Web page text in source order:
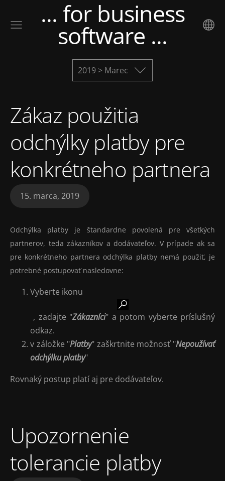
... for business
software ...
2019 > Marec
Zákaz použitia
odchýlky platby pre
konkrétneho partnera
15. marca, 2019
Odchýlka platby je štandardne povolená pre všetkých
partnerov, teda zákazníkov a dodávateľov. V prípade ak sa
pre konkrétneho partnera odchýlka platby nemá použiť, je
potrebné postupovať nasledovne:
Vyberte ikonu
, zadajte "Zákazníci" a potom vyberte príslušný
odkaz.
v záložke "Platby" zaškrtnite možnosť "Nepoužívať
odchýlku platby"
Rovnaký postup platí aj pre dodávateľov.
Upozornenie
tolerancie platby